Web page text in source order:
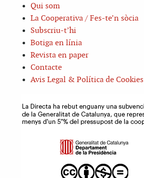
Qui som
La Cooperativa / Fes-te’n sòcia
Subscriu-t’hi
Botiga en línia
Revista en paper
Contacte
Avis Legal & Política de Cookies